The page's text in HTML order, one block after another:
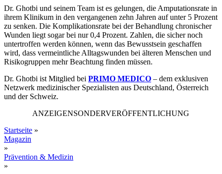
Dr. Ghotbi und seinem Team ist es gelungen, die Amputationsrate in
ihrem Klinikum in den vergangenen zehn Jahren auf unter 5 Prozent
zu senken. Die Komplikationsrate bei der Behandlung chronischer
Wunden liegt sogar bei nur 0,4 Prozent. Zahlen, die sicher noch
untertroffen werden können, wenn das Bewusstsein geschaffen
wird, dass vermeintliche Alltagswunden bei älteren Menschen und
Risikogruppen mehr Beachtung finden müssen.
Dr. Ghotbi ist Mitglied bei PRIMO MEDICO – dem exklusiven
Netzwerk medizinischer Spezialisten aus Deutschland, Österreich
und der Schweiz.
ANZEIGENSONDERVERÖFFENTLICHUNG
Startseite »
Magazin
»
Prävention & Medizin
»